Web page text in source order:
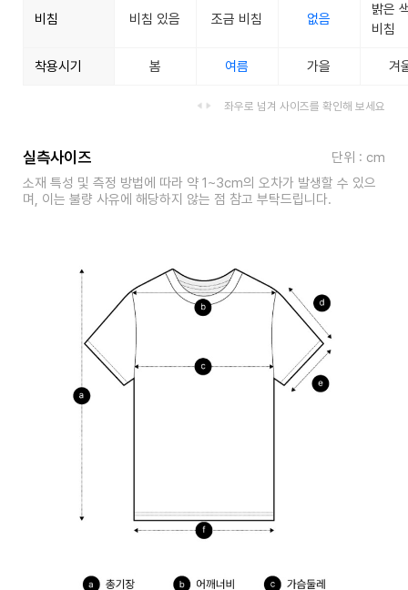
비침 비침 있음 조금 비침 없음
밝은
비침
착용시기 봄 여름 가을 겨
좌우로 넘겨 사이즈를 확인해 보세요
실측사이즈
단위 : cm
소재 특성 및 측정 방법에 따라 약 1~3cm의 오차가 발생할 수 있으
며, 이는 불량 사유에 해당하지 않는 점 참고 부탁드립니다.